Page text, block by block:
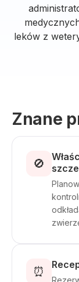
leków z
Znane
🚫
⏰